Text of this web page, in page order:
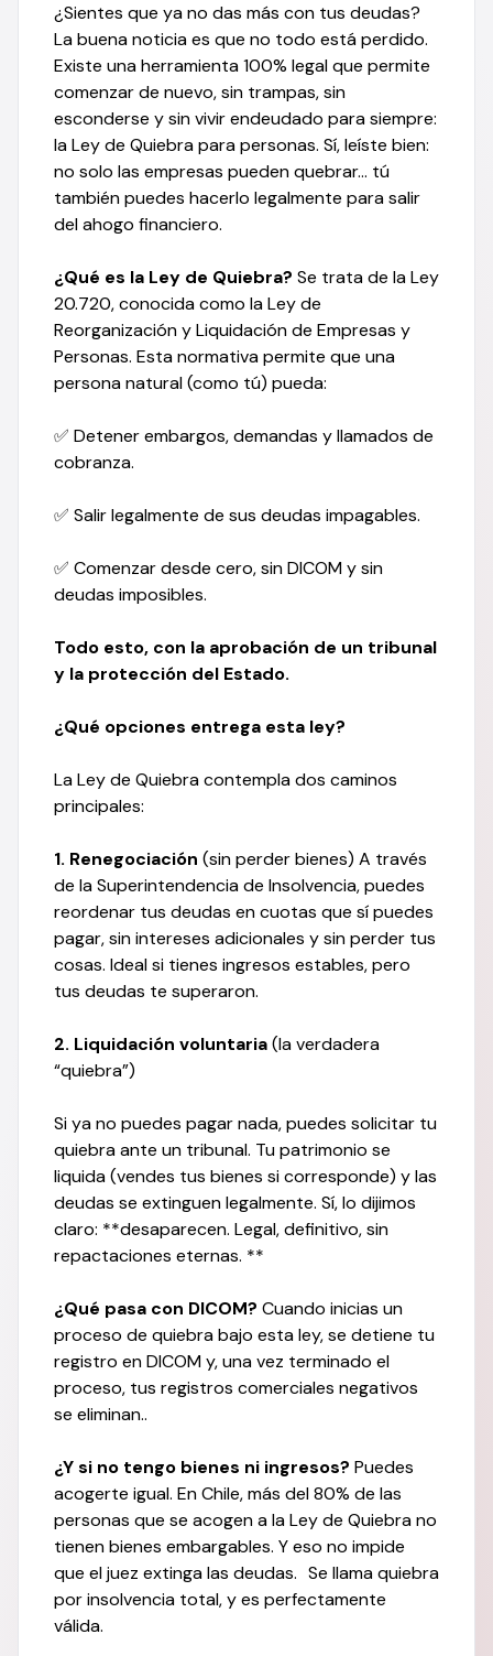
¿Sientes que ya no das más con tus deudas?
La buena noticia es que no todo está perdido.
Existe una herramienta 100% legal que permite
comenzar de nuevo, sin trampas, sin
esconderse y sin vivir endeudado para siempre:
la Ley de Quiebra para personas. Sí, leíste bien:
no solo las empresas pueden quebrar… tú
también puedes hacerlo legalmente para salir
del ahogo financiero.
¿Qué es la Ley de Quiebra? Se trata de la Ley
20.720, conocida como la Ley de
Reorganización y Liquidación de Empresas y
Personas. Esta normativa permite que una
persona natural (como tú) pueda:
✅ Detener embargos, demandas y llamados de
cobranza.
✅ Salir legalmente de sus deudas impagables.
✅ Comenzar desde cero, sin DICOM y sin
deudas imposibles.
Todo esto, con la aprobación de un tribunal
y la protección del Estado.
¿Qué opciones entrega esta ley?
La Ley de Quiebra contempla dos caminos
principales:
1. Renegociación (sin perder bienes) A través
de la Superintendencia de Insolvencia, puedes
reordenar tus deudas en cuotas que sí puedes
pagar, sin intereses adicionales y sin perder tus
cosas. Ideal si tienes ingresos estables, pero
tus deudas te superaron.
2. Liquidación voluntaria(la verdadera
“quiebra”)
Si ya no puedes pagar nada, puedes solicitar tu
quiebra ante un tribunal. Tu patrimonio se
liquida (vendes tus bienes si corresponde) y las
deudas se extinguen legalmente. Sí, lo dijimos
claro: **desaparecen. Legal, definitivo, sin
repactaciones eternas. **
¿Qué pasa con DICOM? Cuando inicias un
proceso de quiebra bajo esta ley, se detiene tu
registro en DICOM y, una vez terminado el
proceso, tus registros comerciales negativos
se eliminan..
¿Y si no tengo bienes ni ingresos? Puedes
acogerte igual. En Chile, más del 80% de las
personas que se acogen a la Ley de Quiebra no
tienen bienes embargables. Y eso no impide
que el juez extinga las deudas. Se llama quiebra
por insolvencia total, y es perfectamente
válida.